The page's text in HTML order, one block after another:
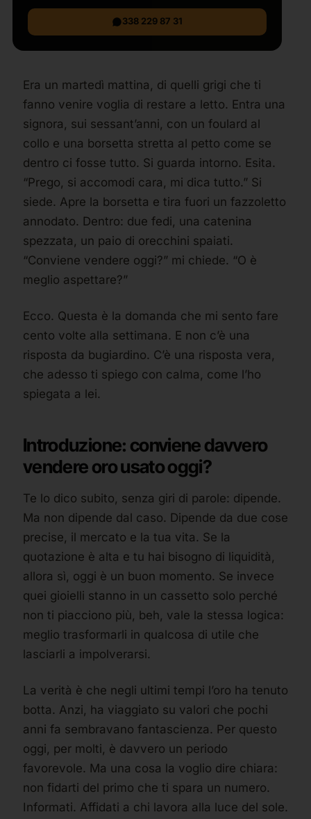
338 229 87 31
Era un martedì mattina, di quelli grigi che ti
fanno venire voglia di restare a letto. Entra una
signora, sui sessant’anni, con un foulard al
collo e una borsetta stretta al petto come se
dentro ci fosse tutto. Si guarda intorno. Esita.
“Prego, si accomodi cara, mi dica tutto.” Si
siede. Apre la borsetta e tira fuori un fazzoletto
annodato. Dentro: due fedi, una catenina
spezzata, un paio di orecchini spaiati.
“Conviene vendere oggi?” mi chiede. “O è
meglio aspettare?”
Ecco. Questa è la domanda che mi sento fare
cento volte alla settimana. E non c’è una
risposta da bugiardino. C’è una risposta vera,
che adesso ti spiego con calma, come l’ho
spiegata a lei.
Introduzione: conviene davvero
vendere oro usato oggi?
Te lo dico subito, senza giri di parole: dipende.
Ma non dipende dal caso. Dipende da due cose
precise, il mercato e la tua vita. Se la
quotazione è alta e tu hai bisogno di liquidità,
allora sì, oggi è un buon momento. Se invece
quei gioielli stanno in un cassetto solo perché
non ti piacciono più, beh, vale la stessa logica:
meglio trasformarli in qualcosa di utile che
lasciarli a impolverarsi.
La verità è che negli ultimi tempi l’oro ha tenuto
botta. Anzi, ha viaggiato su valori che pochi
anni fa sembravano fantascienza. Per questo
oggi, per molti, è davvero un periodo
favorevole. Ma una cosa la voglio dire chiara:
non fidarti del primo che ti spara un numero.
Informati. Affidati a chi lavora alla luce del sole.